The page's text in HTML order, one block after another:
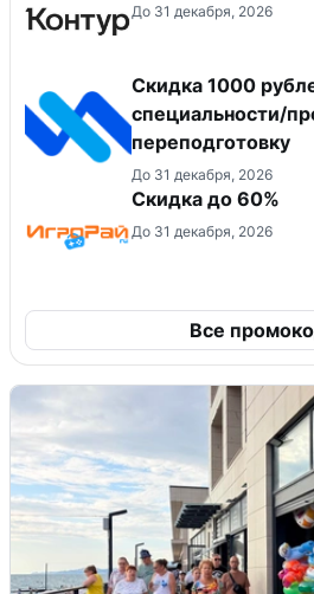
До 31 декабря, 2026
Скидка 1000
специальности/
переподготовку
До 31 декабря, 2026
Скидка до 60%
До 31 декабря, 2026
Все